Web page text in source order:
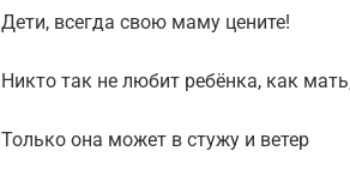
Дети, всегда свою маму цените!
Никто так не любит ребёнка, как
Только она может в стужу и ветер